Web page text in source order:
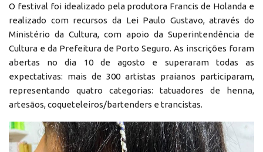
O festival foi idealizado pela produtora Francis de Holanda e
realizado com recursos da Lei Paulo Gustavo, através do
Ministério da Cultura, com apoio da Superintendência de
Cultura e da Prefeitura de Porto Seguro. As inscrições foram
abertas no dia 10 de agosto e superaram todas as
expectativas: mais de 300 artistas praianos participaram,
representando quatro categorias: tatuadores de henna,
artesãos, coqueteleiros/bartenders e trancistas.